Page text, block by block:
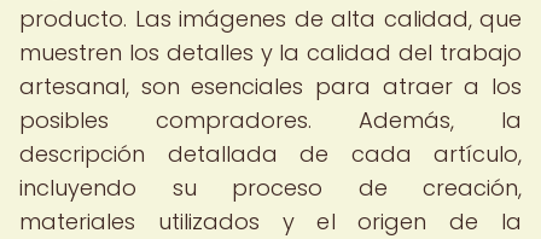
producto. Las imágenes de alta calidad, que
muestren los detalles y la calidad del trabajo
artesanal, son esenciales para atraer a los
posibles compradores. Además, la
descripción detallada de cada artículo,
incluyendo su proceso de creación,
materiales utilizados y el origen de la